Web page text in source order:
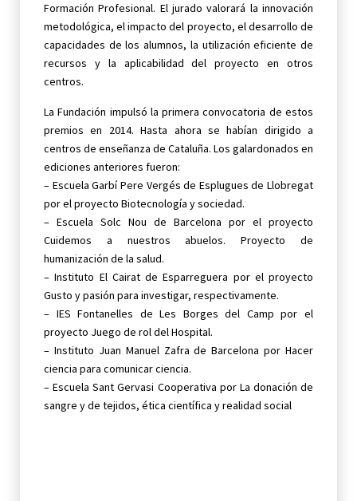
Formación Profesional. El jurado valorará la innovación
metodológica, el impacto del proyecto, el desarrollo de
capacidades de los alumnos, la utilización eficiente de
recursos y la aplicabilidad del proyecto en otros
centros.
La Fundación impulsó la primera convocatoria de estos
premios en 2014. Hasta ahora se habían dirigido a
centros de enseñanza de Cataluña. Los galardonados en
ediciones anteriores fueron:
– Escuela Garbí Pere Vergés de Esplugues de Llobregat
por el proyecto Biotecnología y sociedad.
– Escuela Solc Nou de Barcelona por el proyecto
Cuidemos a nuestros abuelos. Proyecto de
humanización de la salud.
– Instituto El Cairat de Esparreguera por el proyecto
Gusto y pasión para investigar, respectivamente.
– IES Fontanelles de Les Borges del Camp por el
proyecto Juego de rol del Hospital.
– Instituto Juan Manuel Zafra de Barcelona por Hacer
ciencia para comunicar ciencia.
– Escuela Sant Gervasi Cooperativa por La donación de
sangre y de tejidos, ética científica y realidad social